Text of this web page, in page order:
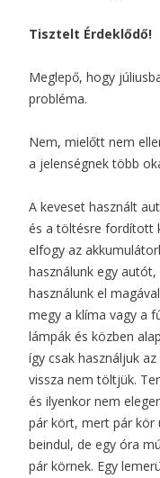
Tisztelt Érdeklődő!
Meglepő, hogy
probléma.
Nem, mielőtt nem
a jelenségnek több
A keveset használt
és a töltésre fordított
elfogy az
használunk egy
használunk el
megy a klíma vagy a
lámpák és közben
így csak használjuk
vissza nem töltjük.
és ilyenkor nem
pár kört, mert pár kör
beindul, de egy óra
pár körnek. Egy